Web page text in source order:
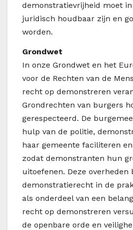
demonstratievrijheid moet
juridisch houdbaar zijn en
worden.
Grondwet
In onze Grondwet en het
voor de Rechten van de
recht op demonstreren
Grondrechten van burgers
gerespecteerd. De
hulp van de politie,
haar gemeente faciliteren
zodat demonstranten hun
uitoefenen. Deze overheden
demonstratierecht in de
als onderdeel van een
recht op demonstreren
de openbare orde en